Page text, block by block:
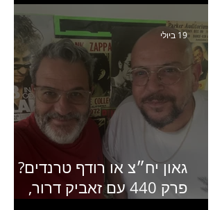
האחרון של קראנץ׳
גאון יח״צ או רודף טרנדים?
פרק 440 עם זאביק דרור,
19 ביולי